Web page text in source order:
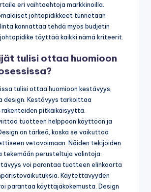
eri vaihtoehtoja markkinoilla.
johtopidikkeet tunnetaan
kannattaa tehdä myös budjetin
johtopidike täyttää kaikki nämä kriteerit.
tulisi ottaa huomioon
tulisi ottaa huomioon kestävyys,
design. Kestävyys tarkoittaa
pitkäikäisyyttä.
tuotteen helppoon käyttöön ja
on tärkeä, koska se vaikuttaa
vetovoimaan. Näiden tekijöiden
tekemään perusteltuja valintoja.
voi parantaa tuotteen elinkaarta
Käytettävyyden
parantaa käyttäjäkokemusta. Design